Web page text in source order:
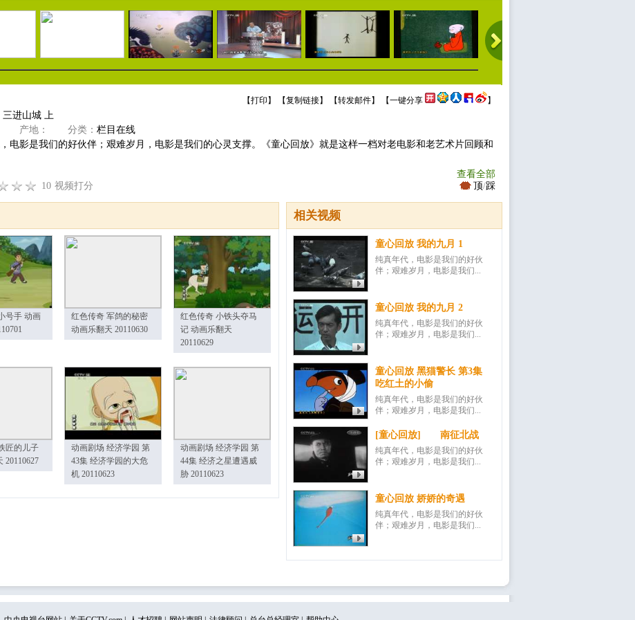
【打印 】 【复制链接】 【转发邮件】 【一键分享 】
三进山城 上
产地： 分类： 栏目在线
电影是我们的好伙伴；艰难岁月，电影是我们的心灵支撑。《童心回放》就是这样一档对老电影和老艺术片回顾和
查看全部
10 视频打分 顶/踩
相关视频
童心回放 我的九月 1
纯真年代，电影是我们的好伙
伴；艰难岁月，电影是我们...
童心回放 我的九月 2
纯真年代，电影是我们的好伙
伴；艰难岁月，电影是我们...
童心回放 黑猫警长 第3集
吃红土的小偷
纯真年代，电影是我们的好伙
伴；艰难岁月，电影是我们...
[童心回放] 南征北战
纯真年代，电影是我们的好伙
伴；艰难岁月，电影是我们...
童心回放 娇娇的奇遇
纯真年代，电影是我们的好伙
伴；艰难岁月，电影是我们...
号手 动画
红色传奇 军鸽的秘密
动画乐翻天 20110630
红色传奇 小铁头夺马
记 动画乐翻天
20110629
匠的儿子
20110627
动画剧场 经济学园 第
43集 经济学园的大危
机 20110623
动画剧场 经济学园 第
44集 经济之星遭遇威
胁 20110623